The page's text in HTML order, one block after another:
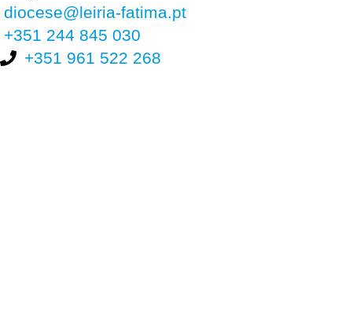
diocese@leiria-fatima.pt
+351 244 845 030
+351 961 522 268